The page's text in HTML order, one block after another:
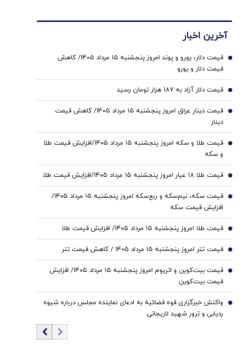
آخرین اخبار
قیمت دلار، یورو و پوند امروز پنجشنبه ۱۵ مرداد 1405/ کاهش
قیمت دلار و یورو
1
قیمت دلار آزاد به 187 هزار تومان رسید 2
قیمت دینار عراق امروز پنجشنبه ۱۵ مرداد 1405/ کاهش قیمت
دینار
3
قیمت طلا و سکه امروز پنجشنبه ۱۵ مرداد ۱۴۰۵/افزایش قیمت طلا
و سکه
4
قیمت طلا ۱۸ عیار امروز پنجشنبه ۱۵ مرداد ۱۴۰۵/افزایش قیمت طلا 5
قیمت سکه، نیم‌سکه و ربع‌سکه امروز پنجشنبه ۱۵ مرداد ۱۴۰۵/
افزایش قیمت سکه
6
قیمت طلا امروز پنجشنبه ۱۵ مرداد ۱۴۰۵/ افزایش قیمت طلا 7
قیمت تتر امروز پنجشنبه ۱۵ مرداد 1405 / کاهش قیمت تتر 8
قیمت بیت‌کوین و اتریوم امروز پنجشنبه ۱۵ مرداد ۱۴۰۵/ افزایش
قیمت بیت‌کوین
9
واکنش خبرگزاری قوه قضائیه به ادعای نماینده مجلس درباره شیوه
ردیابی و ترور شهید لاریجانی
10